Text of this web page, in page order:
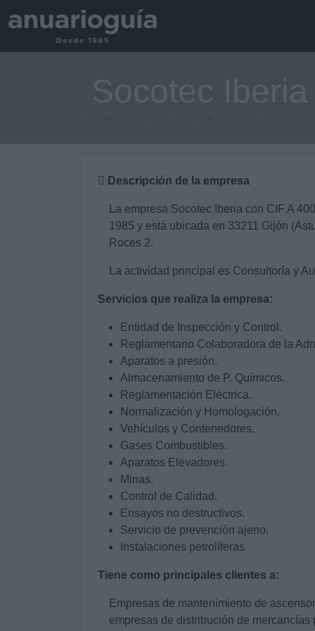
Descripción de la empresa
La empresa Socotec Iberia con CIF A
1985 y está ubicada en 33211 Gijón
Roces 2.
La actividad principal es Consultoría y
Servicios que realiza la empresa:
Entidad de Inspección y Control.
Reglamentario Colaboradora de la
Aparatos a presión.
Almacenamiento de P. Químicos.
Reglamentación Eléctrica.
Normalización y Homologación.
Vehículos y Contenedores.
Gases Combustibles.
Aparatos Elevadores.
Minas.
Control de Calidad.
Ensayos no destructivos.
Servicio de prevención ajeno.
Instalaciones petrolíferas
Tiene como principales clientes a:
Empresas de mantenimiento de
empresas de distribución de mercancías